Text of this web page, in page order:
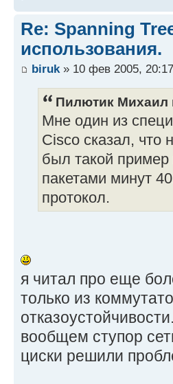
Re: Spanning
использования.
biruk» 10 фев 2005, 20:17
Пилютик Михаил
Мне один из
Cisco сказал, что
был такой пример
пакетами минут
протокол.
я читал про еще
только из
вообщем ступор
циски решили